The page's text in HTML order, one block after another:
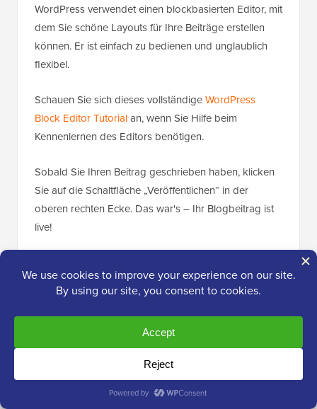
WordPress verwendet einen blockbasierten Editor, mit
dem Sie schöne Layouts für Ihre Beiträge erstellen
können. Er ist einfach zu bedienen und unglaublich
flexibel.
Schauen Sie sich dieses vollständigeWordPress
Block Editor Tutorialan, wenn Sie Hilfe beim
Kennenlernen des Editors benötigen.
Sobald Sie Ihren Beitrag geschrieben haben, klicken
Sie auf die Schaltfläche „Veröffentlichen“ in der
oberen rechten Ecke. Das war's – Ihr Blogbeitrag ist
live!
Beim Schreiben werden Sie auf dem